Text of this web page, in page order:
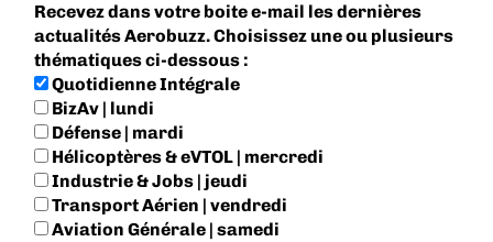
Recevez dans votre boite e-mail les dernières
actualités Aerobuzz. Choisissez une ou plusieurs
thématiques ci-dessous :
Quotidienne Intégrale
BizAv | lundi
Défense | mardi
Hélicoptères & eVTOL | mercredi
Industrie & Jobs | jeudi
Transport Aérien | vendredi
Aviation Générale | samedi